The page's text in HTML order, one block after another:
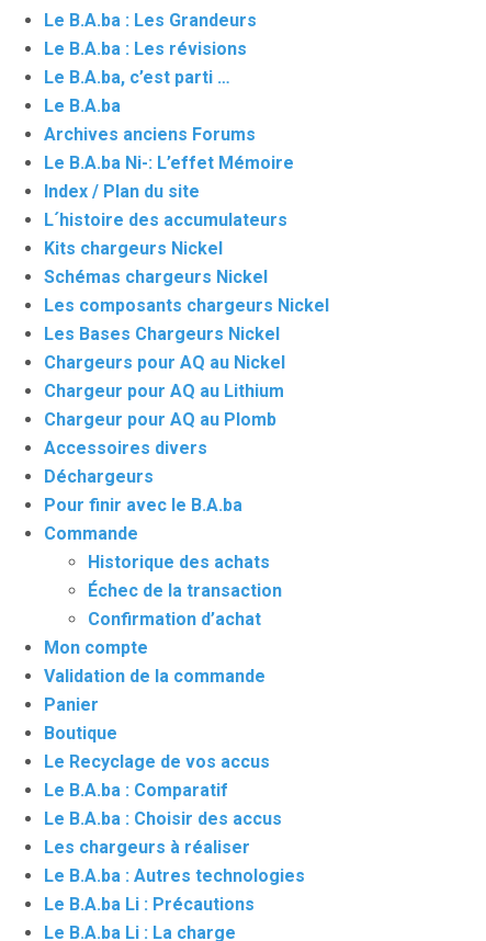
Le B.A.ba : Les Grandeurs
Le B.A.ba : Les révisions
Le B.A.ba, c’est parti …
Le B.A.ba
Archives anciens Forums
Le B.A.ba Ni-: L’effet Mémoire
Index / Plan du site
L´histoire des accumulateurs
Kits chargeurs Nickel
Schémas chargeurs Nickel
Les composants chargeurs Nickel
Les Bases Chargeurs Nickel
Chargeurs pour AQ au Nickel
Chargeur pour AQ au Lithium
Chargeur pour AQ au Plomb
Accessoires divers
Déchargeurs
Pour finir avec le B.A.ba
Commande
Historique des achats
Échec de la transaction
Confirmation d’achat
Mon compte
Validation de la commande
Panier
Boutique
Le Recyclage de vos accus
Le B.A.ba : Comparatif
Le B.A.ba : Choisir des accus
Les chargeurs à réaliser
Le B.A.ba : Autres technologies
Le B.A.ba Li : Précautions
Le B.A.ba Li : La charge